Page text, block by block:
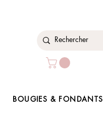
BOUGIES & FONDANTS